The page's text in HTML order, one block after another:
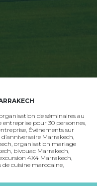
de séminaires au
pour 30 personnes,
, Événements sur
Marrakech,
, organisation mariage
, bivouac Marrakech,
4X4 Marrakech,
de cuisine marocaine,